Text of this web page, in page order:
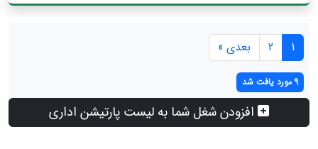
1
2 بعدی »
9 مورد یافت شد
افزودن شغل شما به لیست پارتیشن اداری